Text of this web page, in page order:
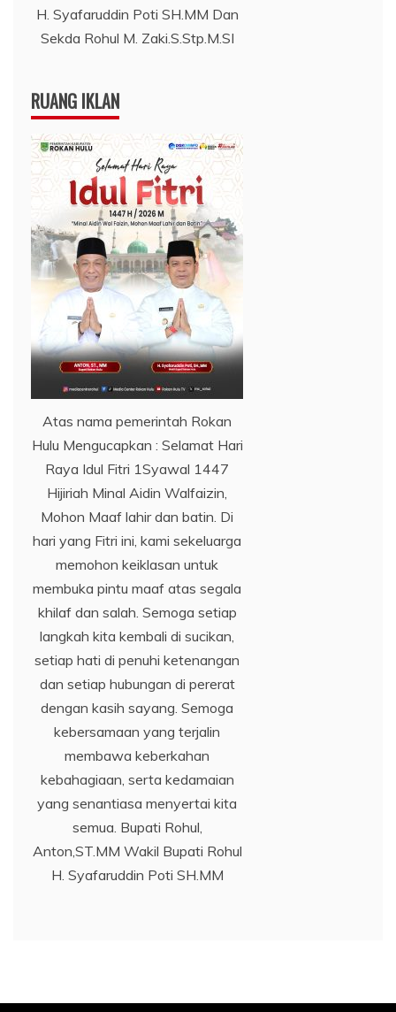
H. Syafaruddin Poti SH.MM Dan
Sekda Rohul M. Zaki.S.Stp.M.SI
RUANG IKLAN
Atas nama pemerintah Rokan
Hulu Mengucapkan : Selamat Hari
Raya Idul Fitri 1Syawal 1447
Hijiriah Minal Aidin Walfaizin,
Mohon Maaf lahir dan batin. Di
hari yang Fitri ini, kami sekeluarga
memohon keiklasan untuk
membuka pintu maaf atas segala
khilaf dan salah. Semoga setiap
langkah kita kembali di sucikan,
setiap hati di penuhi ketenangan
dan setiap hubungan di pererat
dengan kasih sayang. Semoga
kebersamaan yang terjalin
membawa keberkahan
kebahagiaan, serta kedamaian
yang senantiasa menyertai kita
semua. Bupati Rohul,
Anton,ST.MM Wakil Bupati Rohul
H. Syafaruddin Poti SH.MM